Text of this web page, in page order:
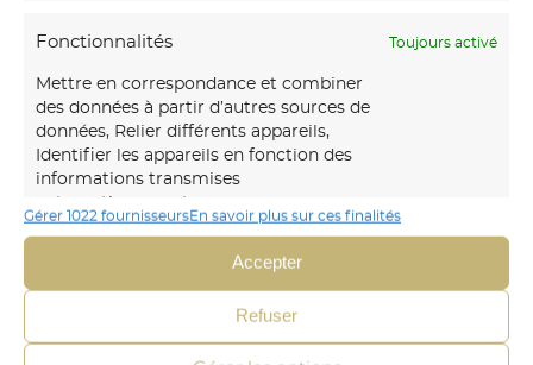
Fonctionnalités Toujours activé
Mettre en correspondance et combiner
des données à partir d’autres sources de
données, Relier différents appareils,
Identifier les appareils en fonction des
informations transmises
automatiquement.
Identifier les appareils à partir des informations
Gérer 1022 fournisseursEn savoir plus sur ces finalités
Accepter
Refuser
Notre maison d’art mural
murs avec des fresques et papiers peints sur-mesure,